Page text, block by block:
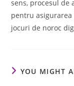
sens, procesul
pentru
jocuri de noroc
YOU MIGHT